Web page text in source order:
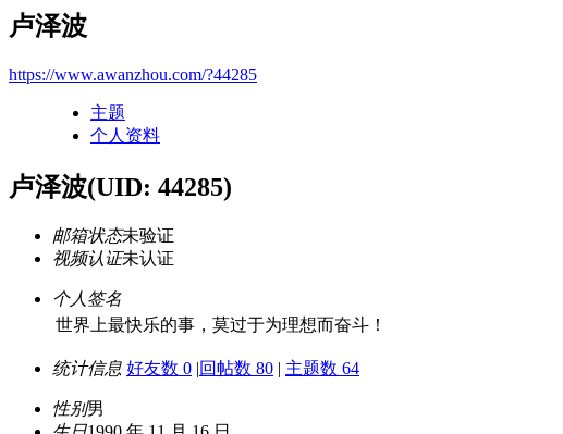
卢泽波
https://www.awanzhou.com/?44285
主题
个人资料
卢泽波(UID: 44285)
邮箱状态未验证
视频认证未认证
个人签名
世界上最快乐的事，莫过于为理想而奋斗！
统计信息 好友数 0 |回帖数 80 | 主题数 64
性别男